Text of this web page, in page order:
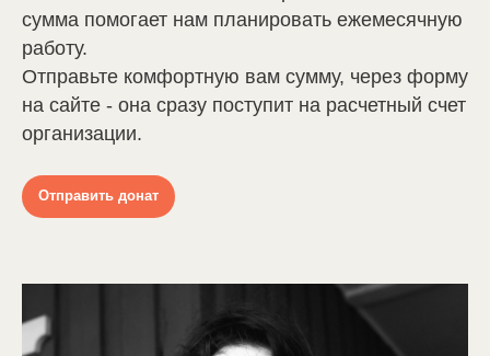
сумма помогает нам планировать ежемесячную
работу.
Отправьте комфортную вам сумму, через форму
на сайте - она сразу поступит на расчетный счет
организации.
Отправить донат